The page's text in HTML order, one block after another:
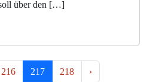
über den […]
Seite
216 Aktuelle Seite
217 Seite
218 ›